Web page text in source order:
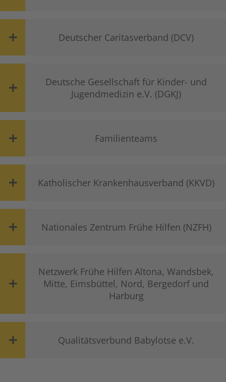
Deutscher Caritasverband (DCV)
Deutsche Gesellschaft für Kinder- und
Jugendmedizin e.V. (DGKJ)
Familienteams
Katholischer Krankenhausverband (KKVD)
Nationales Zentrum Frühe Hilfen (NZFH)
Netzwerk Frühe Hilfen Altona, Wandsbek,
Mitte, Eimsbüttel, Nord, Bergedorf und
Harburg
Qualitätsverbund Babylotse e.V.